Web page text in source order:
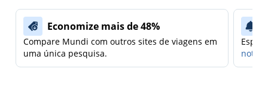
Economize mais de 48%
Compare Mundi com outros sites de viagens em
uma única pesquisa.